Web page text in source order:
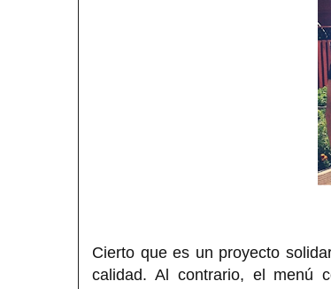
Cierto que es un proyecto
calidad. Al contrario, el menú